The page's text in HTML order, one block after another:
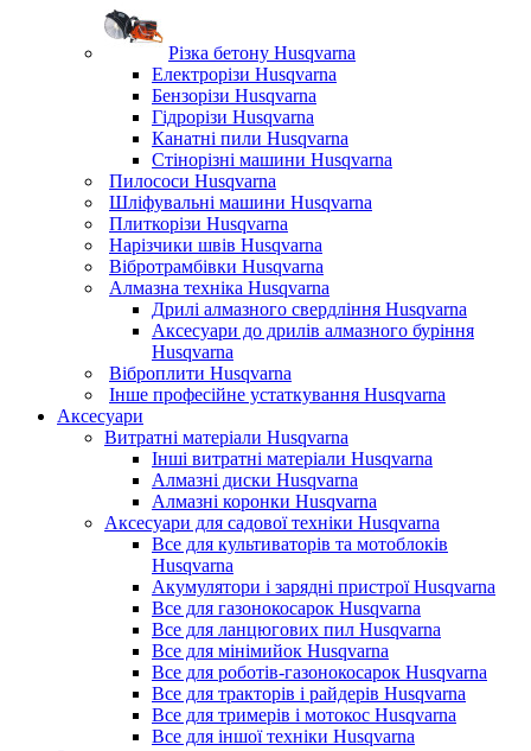
Різка бетону Husqvarna
Електрорізи Husqvarna
Бензорізи Husqvarna
Гідрорізи Husqvarna
Канатні пили Husqvarna
Стінорізні машини Husqvarna
Пилососи Husqvarna
Шліфувальні машини Husqvarna
Плиткорізи Husqvarna
Нарізчики швів Husqvarna
Вібротрамбівки Husqvarna
Алмазна техніка Husqvarna
Дрилі алмазного свердління Husqvarna
Аксесуари до дрилів алмазного буріння
Husqvarna
Віброплити Husqvarna
Інше професійне устаткування Husqvarna
Аксесуари
Витратні матеріали Husqvarna
Інші витратні матеріали Husqvarna
Алмазні диски Husqvarna
Алмазні коронки Husqvarna
Аксесуари для садової техніки Husqvarna
Все для культиваторів та мотоблоків
Husqvarna
Акумулятори і зарядні пристрої Husqvarna
Все для газонокосарок Husqvarna
Все для ланцюгових пил Husqvarna
Все для мінімийок Husqvarna
Все для роботів-газонокосарок Husqvarna
Все для тракторів і райдерів Husqvarna
Все для тримерів і мотокос Husqvarna
Все для іншої техніки Husqvarna